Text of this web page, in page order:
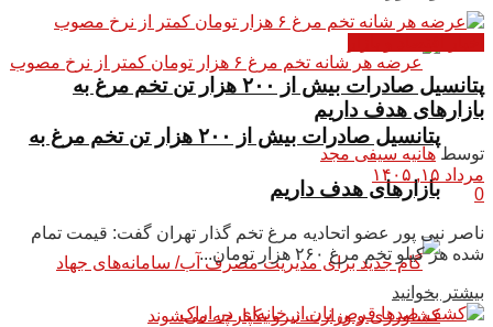
پتانسیل صادرات بیش از ۲۰۰ هزار تن تخم مرغ به
بازار‌های هدف داریم
پتانسیل صادرات بیش از ۲۰۰ هزار تن تخم مرغ به
بازار‌های هدف داریم
توسط هانیه سیفی مجد
مرداد ۱۵, ۱۴۰۵
0
ناصر نبی پور عضو اتحادیه مرغ تخم گذار تهران گفت: قیمت تمام
شده هر کیلو تخم مرغ ۲۶۰ هزار تومان...
بیشتر بخوانید